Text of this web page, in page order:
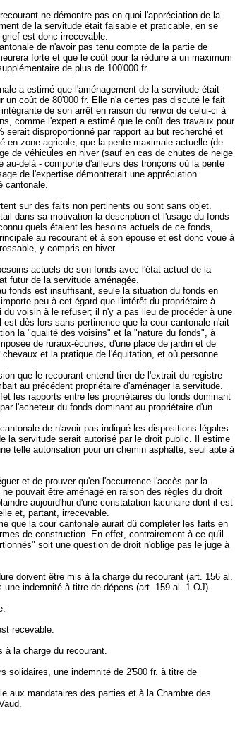
ne démontre pas en quoi l'appréciation de la
de la servitude était faisable et praticable, en se
est donc irrecevable.
de n'avoir pas tenu compte de la partie de
forte et que le coût pour la réduire à un maximum
de plus de 100'000 fr.
a estimé que l'aménagement de la servitude était
un coût de 80'000 fr. Elle n'a certes pas discuté le fait
de son arrêt en raison du renvoi de celui-ci à
comme l'expert a estimé que le coût des travaux pour
disproportionné par rapport au but recherché et
en zone agricole, que la pente maximale actuelle (de
de véhicules en hiver (sauf en cas de chutes de neige
delà - comporte d'ailleurs des tronçons où la pente
de l'expertise démontrerait une appréciation
cantonale.
sur des faits non pertinents ou sont sans objet.
dans sa motivation la description et l'usage du fonds
quels étaient les besoins actuels de ce fonds,
au recourant et à son épouse et est donc voué à
y compris en hiver.
actuels de son fonds avec l'état actuel de la
futur de la servitude aménagée.
fonds est insuffisant, seule la situation du fonds en
peu à cet égard que l'intérêt du propriétaire à
voisin à le refuser; il n'y a pas lieu de procéder à une
dès lors sans pertinence que la cour cantonale n'ait
la "qualité des voisins" et la "nature du fonds", à
de ruraux-écuries, d'une place de jardin et de
et la pratique de l'équitation, et où personne
que le recourant entend tirer de l'extrait du registre
au précédent propriétaire d'aménager la servitude.
les rapports entre les propriétaires du fonds dominant
l'acheteur du fonds dominant au propriétaire d'un
de n'avoir pas indiqué les dispositions légales
la servitude serait autorisé par le droit public. Il estime
telle autorisation pour un chemin asphalté, seul apte à
et de prouver qu'en l'occurrence l'accès par la
pouvait être aménagé en raison des règles du droit
aujourd'hui d'une constatation lacunaire dont il est
et, partant, irrecevable.
que la cour cantonale aurait dû compléter les faits en
de construction. En effet, contrairement à ce qu'il
soit une question de droit n'oblige pas le juge à
doivent être mis à la charge du recourant (art. 156 al.
indemnité à titre de dépens (art. 159 al. 1 OJ).
recevable.
à la charge du recourant.
solidaires, une indemnité de 2'500 fr. à titre de
aux mandataires des parties et à la Chambre des